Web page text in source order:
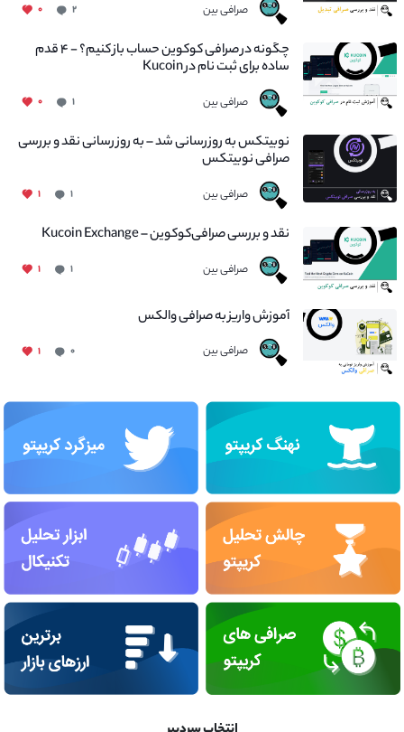
صرافی بین ۲ ۰
چگونه در صرافی کوکوین حساب باز کنیم؟ - ۴ قدم
ساده برای ثبت نام در Kucoin
صرافی بین ۱ ۰
نوبیتکس به روزرسانی شد – به روز رسانی نقد و بررسی
صرافی نوبیتکس
صرافی بین ۱ ۱
نقد و بررسی صرافی‌کوکوین – Kucoin Exchange
صرافی بین ۱ ۱
آموزش واریز به صرافی والکس
صرافی بین ۰ ۱